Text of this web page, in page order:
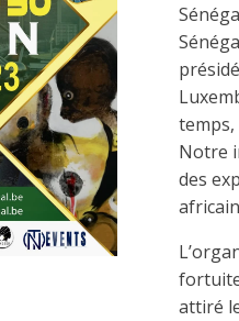
temps,
Notre
des
attiré